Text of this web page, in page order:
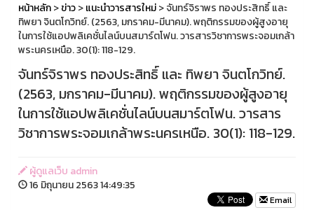
หน้าหลัก>ข่าว>แนะนำวารสารใหม่> จันทร์จิราพร ทองประสิทธิ์ และ
ทิพยา จินตโกวิทย์. (2563, มกราคม-มีนาคม). พฤติกรรมของผู้สูงอายุ
ในการใช้แอปพลิเคชั่นไลน์บนสมาร์ตโฟน. วารสารวิชาการพระจอมเกล้า
พระนครเหนือ. 30(1): 118-129.
จันทร์จิราพร ทองประสิทธิ์ และ ทิพยา จินตโกวิทย์.
(2563, มกราคม-มีนาคม). พฤติกรรมของผู้สูงอายุ
ในการใช้แอปพลิเคชั่นไลน์บนสมาร์ตโฟน. วารสาร
วิชาการพระจอมเกล้าพระนครเหนือ. 30(1): 118-129.
ผู้ดูแลเว็บ admin
16 มิถุนายน 2563 14:49:35
Email